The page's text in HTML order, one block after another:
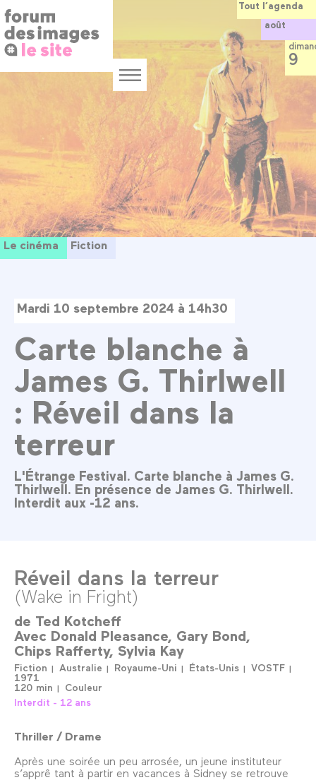
au
contenu
principal
Menu
Le cinéma Fiction
Mardi 10 septembre 2024 à 14h30
Carte blanche à
James G. Thirlwell
: Réveil dans la
terreur
L'Étrange Festival. Carte blanche à James G.
Thirlwell. En présence de James G. Thirlwell.
Interdit aux -12 ans.
Réveil dans la terreur
(Wake in Fright)
de Ted Kotcheff
Avec Donald Pleasance Gary Bond
Chips Rafferty Sylvia Kay
Fiction Australie Royaume-Uni États-Unis
VOSTF
1971
120 min
Couleur
Interdit - 12 ans
Thriller / Drame
Après une soirée un peu arrosée, un jeune instituteur
s’apprê tant à partir en vacances à Sidney se retrouve
Tout l’agenda
août
9